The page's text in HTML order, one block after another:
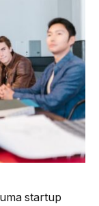
startup